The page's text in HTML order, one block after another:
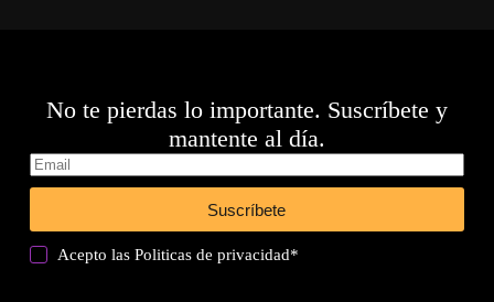
No te pierdas lo importante. Suscríbete y
mantente al día.
Suscríbete
Acepto lasPoliticas de privacidad*